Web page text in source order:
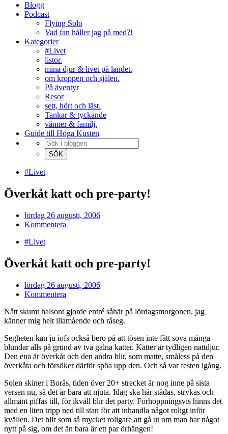
Blogg
Podcast
Flying Solo
Vad fan håller jag på med?!
Kategorier
#Livet
listor.
mina djur & livet på landet.
om kroppen och själen.
På äventyr
Resor
sett, hört och läst.
Tankar & tyckande
vänner & familj.
Guide till Höga Kusten
#Livet
Överkåt katt och pre-party!
lördag 26 augusti, 2006
Kommentera
#Livet
Överkåt katt och pre-party!
lördag 26 augusti, 2006
Kommentera
Nått skumt halsont gjorde entré såhär på lördagsmorgonen, jag
känner mig helt illamående och råseg.
Segheten kan ju iofs också bero på att tösen inte fått sova många
blundar alls på grund av två galna katter. Katter är tydligen nattdjur.
Den ena är överkåt och den andra blir, som matte, småless på den
överkåta och försöker därför spöa upp den. Och så var festen igång.
Solen skiner i Borås, tiden över 20+ strecket är nog inne på sista
versen nu, så det är bara att njuta. Idag ska här städas, strykas och
allmänt piffas till, för ikväll blir det party. Förhoppningsvis hinns det
med en liten tripp ned till stan för att inhandla något roligt inför
kvällen. Det blir som så mycket roligare att gå ut om man har något
nytt på sig, om det än bara är ett par örhängen!